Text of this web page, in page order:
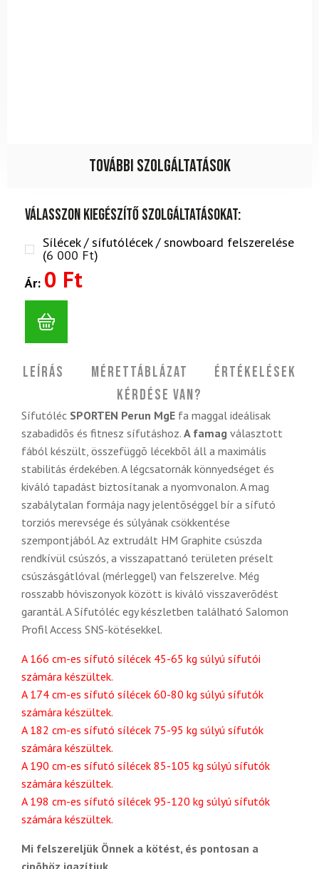
További szolgáltatások
Válasszon kiegészítő szolgáltatásokat:
Sílécek / sífutólécek / snowboard felszerelése
(6 000 Ft)
Ár: 0 Ft
Leírás Mérettáblázat
Értékelések
Kérdése van?
Sífutóléc SPORTEN Perun MgE fa maggal ideálisak
szabadidõs és fitnesz sífutáshoz. A famag választott
fából készült, összefüggõ lécekbõl áll a maximális
stabilitás érdekében. A légcsatornák könnyedséget és
kiváló tapadást biztosítanak a nyomvonalon. A mag
szabálytalan formája nagy jelentõséggel bír a sífutó
torziós merevsége és súlyának csökkentése
szempontjából. Az extrudált HM Graphite csúszda
rendkívül csúszós, a visszapattanó területen préselt
csúszásgátlóval (mérleggel) van felszerelve. Még
rosszabb hóviszonyok között is kiváló visszaverõdést
garantál. A Sífutóléc egy készletben található Salomon
Profil Access SNS-kötésekkel.
A 166 cm-es sífutó sílécek 45-65 kg súlyú sífutói
számára készültek.
A 174 cm-es sífutó sílécek 60-80 kg súlyú sífutók
számára készültek.
A 182 cm-es sífutó sílécek 75-95 kg súlyú sífutók
számára készültek.
A 190 cm-es sífutó sílécek 85-105 kg súlyú sífutók
számára készültek.
A 198 cm-es sífutó sílécek 95-120 kg súlyú sífutók
számára készültek.
Mi felszereljük Önnek a kötést, és pontosan a